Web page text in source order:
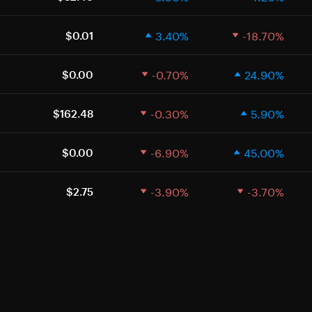
$0.01 3.40% -18.70%
$0.00 -0.70% 24.90%
$162.48 -0.30% 5.90%
$0.00 -6.90% 45.00%
$2.75 -3.90% -3.70%